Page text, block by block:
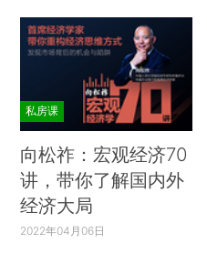
私房课
向松祚：宏观经济70
讲，带你了解国内外
经济大局
2022年04月06日